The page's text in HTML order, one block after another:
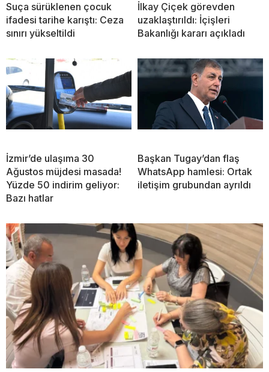
Suça sürüklenen çocuk
ifadesi tarihe karıştı: Ceza
sınırı yükseltildi
İlkay Çiçek görevden
uzaklaştırıldı: İçişleri
Bakanlığı kararı açıkladı
İzmir’de ulaşıma 30
Ağustos müjdesi masada!
Yüzde 50 indirim geliyor:
Bazı hatlar
Başkan Tugay’dan flaş
WhatsApp hamlesi: Ortak
iletişim grubundan ayrıldı